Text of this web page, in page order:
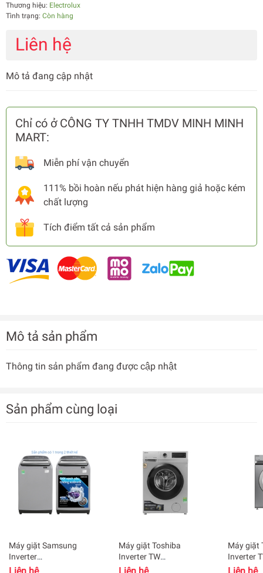
Thương hiệu: Electrolux
Tình trạng: Còn hàng
Liên hệ
Mô tả đang cập nhật
Chỉ có ở CÔNG TY TNHH TMDV MINH MINH
MART:
Miễn phí vận chuyển
111% bồi hoàn nếu phát hiện hàng giả hoặc kém
chất lượng
Tích điểm tất cả sản phẩm
Mô tả sản phẩm
Thông tin sản phẩm đang được cập nhật
Sản phẩm cùng loại
Máy giặt Samsung
Inverter
WA10T5260BY/SV 10kg
Máy giặt Toshiba
Inverter TW
BK105S3V(SK) 9,5kg
Máy giặt
Inverter